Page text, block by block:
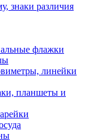
знаки различия
флажки
линейки
планшеты и